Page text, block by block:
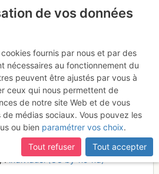
partie
individuel (CC by-nc-nd)
de vos données
fournis par nous et par des
nécessaires au fonctionnement du
peuvent être ajustés par vous à
ceux qui nous permettent de
de notre site Web et de vous
médias sociaux. Vous pouvez les
ou bien paramétrer vos choix.
Tout refuser
Tout accepter